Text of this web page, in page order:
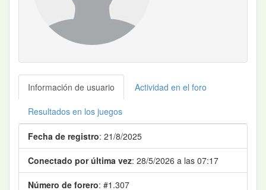
Información de usuario Actividad en el foro
Resultados en los juegos
Fecha de registro: 21/8/2025
Conectado por última vez: 28/5/2026 a las 07:17
Número de forero: #1.307